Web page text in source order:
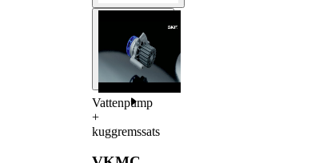
Vattenpump
+
kuggremssats